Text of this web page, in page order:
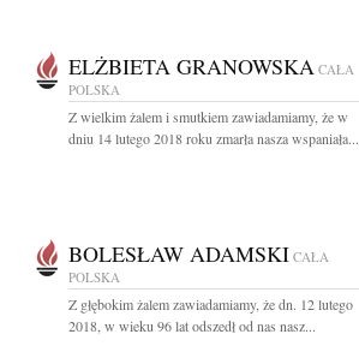
ELŻBIETA GRANOWSKA CAŁA
POLSKA
Z wielkim żalem i smutkiem zawiadamiamy, że w
dniu 14 lutego 2018 roku zmarła nasza wspaniała...
BOLESŁAW ADAMSKI CAŁA
POLSKA
Z głębokim żalem zawiadamiamy, że dn. 12 lutego
2018, w wieku 96 lat odszedł od nas nasz...